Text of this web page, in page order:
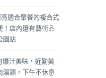
適合聚餐的複合式
！店內還有藝術品
園站
汁美味，近勤美
湯頭，下午不休息